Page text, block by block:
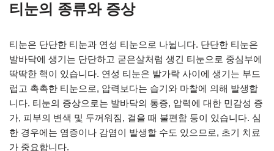
티눈의 종류와 증상
티눈은 단단한 티눈과 연성 티눈으로 나뉩니다. 단단한 티눈은
발바닥에 생기는 단단하고 굳은살처럼 생긴 티눈으로 중심부에
딱딱한 핵이 있습니다. 연성 티눈은 발가락 사이에 생기는 부드
럽고 촉촉한 티눈으로, 압력보다는 습기와 마찰에 의해 발생합
니다. 티눈의 증상으로는 발바닥의 통증, 압력에 대한 민감성 증
가, 피부의 변색 및 두꺼워짐, 걸을 때 불편함 등이 있습니다. 심
한 경우에는 염증이나 감염이 발생할 수도 있으므로, 초기 치료
가 중요합니다.